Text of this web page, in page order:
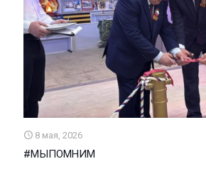
8 мая, 2026
#МЫПОМНИМ